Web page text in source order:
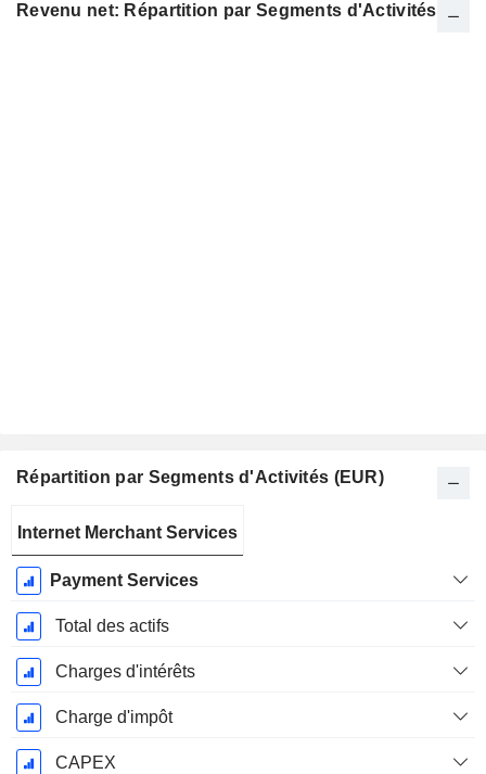
Revenu net: Répartition par Segments d'Activités
Répartition par Segments d'Activités (EUR)
Fiscale:
Décembre
Internet Merchant Services
Payment Services
Total des actifs
Charges d'intérêts
Charge d'impôt
CAPEX